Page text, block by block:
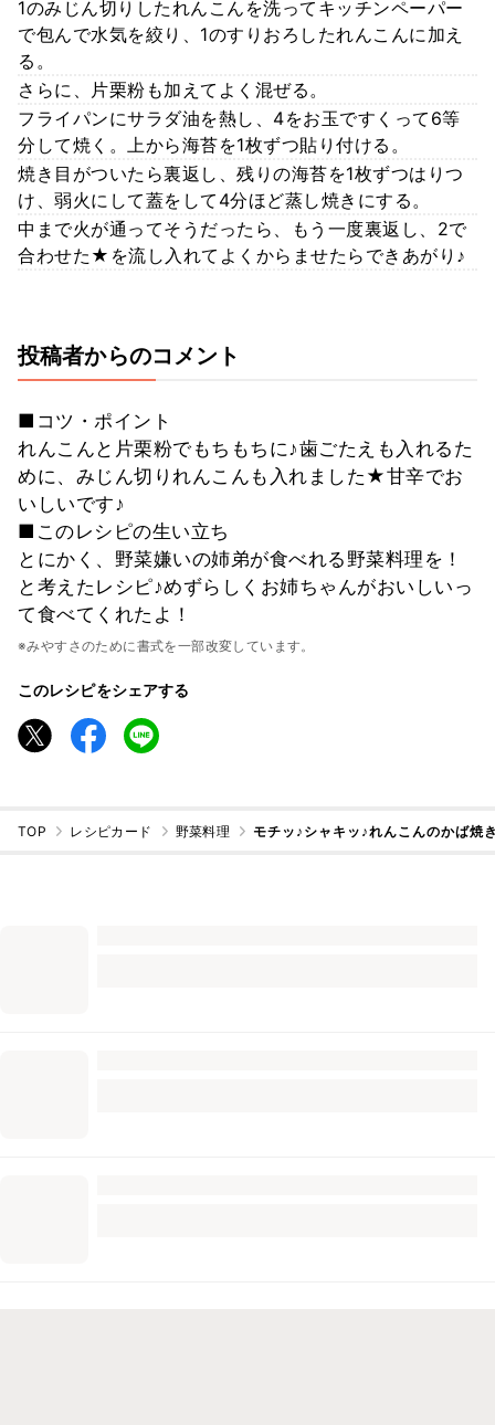
1のみじん切りしたれんこんを洗ってキッチンペーパー
で包んで水気を絞り、1のすりおろしたれんこんに加え
る。
さらに、片栗粉も加えてよく混ぜる。
フライパンにサラダ油を熱し、4をお玉ですくって6等
分して焼く。上から海苔を1枚ずつ貼り付ける。
焼き目がついたら裏返し、残りの海苔を1枚ずつはりつ
け、弱火にして蓋をして4分ほど蒸し焼きにする。
中まで火が通ってそうだったら、もう一度裏返し、2で
合わせた★を流し入れてよくからませたらできあがり♪
投稿者からのコメント
■コツ・ポイント
れんこんと片栗粉でもちもちに♪歯ごたえも入れるた
めに、みじん切りれんこんも入れました★甘辛でお
いしいです♪
■このレシピの生い立ち
とにかく、野菜嫌いの姉弟が食べれる野菜料理を！
と考えたレシピ♪めずらしくお姉ちゃんがおいしいっ
て食べてくれたよ！
※みやすさのために書式を一部改変しています。
このレシピをシェアする
TOP レシピカード 野菜料理 モチッ♪シャキッ♪れんこんのかば焼